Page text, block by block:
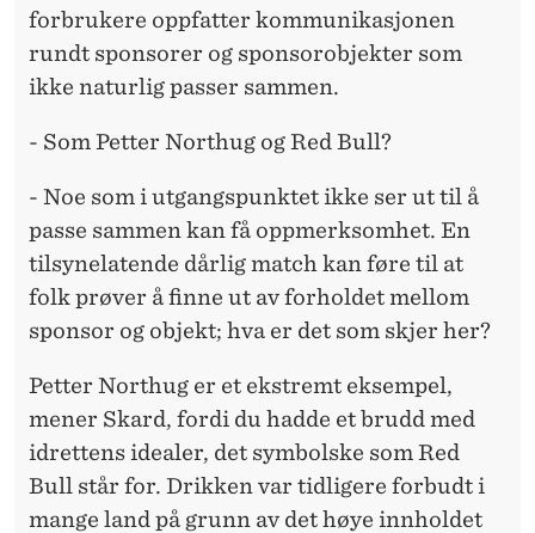
forbrukere oppfatter kommunikasjonen
rundt sponsorer og sponsorobjekter som
ikke naturlig passer sammen.
- Som Petter Northug og Red Bull?
- Noe som i utgangspunktet ikke ser ut til å
passe sammen kan få oppmerksomhet. En
tilsynelatende dårlig match kan føre til at
folk prøver å finne ut av forholdet mellom
sponsor og objekt; hva er det som skjer her?
Petter Northug er et ekstremt eksempel,
mener Skard, fordi du hadde et brudd med
idrettens idealer, det symbolske som Red
Bull står for. Drikken var tidligere forbudt i
mange land på grunn av det høye innholdet